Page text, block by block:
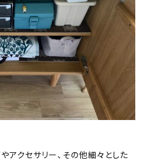
アクセサリー、その他細々とした